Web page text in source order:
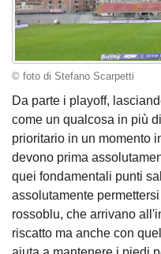
© foto di Stefano Scarpetti
Da parte i playoff,
come un qualcosa in più
prioritario in un momento
devono prima
quei fondamentali punti
assolutamente
rossoblu, che arrivano
riscatto ma anche con